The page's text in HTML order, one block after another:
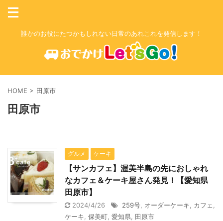
誰かのお役にたつかもしれない日常のあれこれを発信します！
HOME > 田原市
田原市
グルメ ケーキ
【サンカフェ】渥美半島の先におしゃれ
なカフェ＆ケーキ屋さん発見！【愛知県
田原市】
2024/4/26 259号 オーダーケーキ カフェ
ケーキ 保美町 愛知県 田原市